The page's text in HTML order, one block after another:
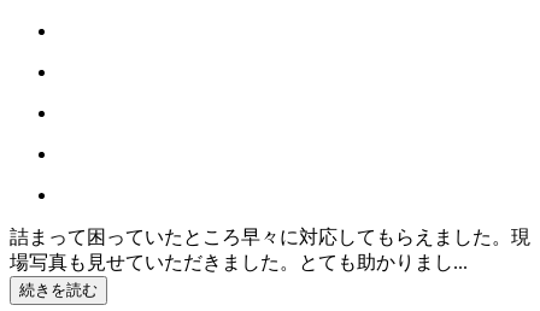
詰まって困っていたところ早々に対応してもらえました。現
場写真も見せていただきました。とても助かりまし...
続きを読む